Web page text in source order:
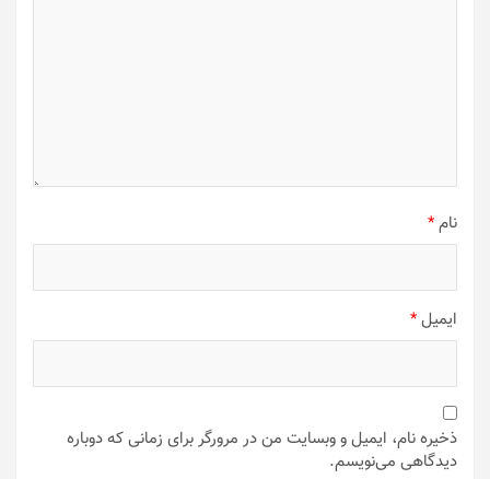
نام*
ایمیل*
ذخیره نام، ایمیل و وبسایت من در مرورگر برای زمانی که دوباره
دیدگاهی می‌نویسم.